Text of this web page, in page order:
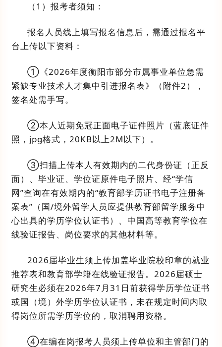
（1 ）报考者须知 ：
报名人员线上填写报名信息后 ， 需通过报名平
台上传以下资料：
① 《2026年度衡阳市部分市属事业单位急需
紧缺专业技术人才集中引进报名表》（附件2），
签名处需手写。
②本人近期免冠正面电子证件照片（蓝底证件
照， jpg格式， 20KB以上2M以下） 。
③扫描上传本人有效期内的二代身份证（正反
面）、毕业证、 学位证原件电子照片、经“学信
网”查询在有效期内的“教育部学历证书电子注册备
案表” （国/境外留学人员应提供教育部留学服务中
心出具的学历学位认证书）、 中国高等教育学位在
线验证报告、 岗位要求的其他材料等。
2026届毕业生须上传加盖毕业院校印章的就业
推荐表和教育部学籍在线验证报告。 2026届硕士
研究生必须在2026年7 月31 日前获得学历学位证书
或国（境）外学历学位认证书 ， 未在规定时间内取
得岗位所需学历学位的，取消聘用资格。
④在编在岗报考人员须上传单位和主管部门的